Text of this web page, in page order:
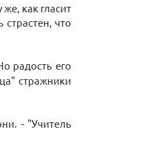
как гласит
что
радость его
стражники
- "Учитель